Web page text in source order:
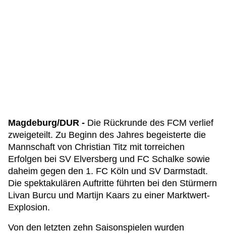
Magdeburg/DUR - Die Rückrunde des FCM verlief
zweigeteilt. Zu Beginn des Jahres begeisterte die
Mannschaft von Christian Titz mit torreichen
Erfolgen bei SV Elversberg und FC Schalke sowie
daheim gegen den 1. FC Köln und SV Darmstadt.
Die spektakulären Auftritte führten bei den Stürmern
Livan Burcu und Martijn Kaars zu einer Marktwert-
Explosion.
Von den letzten zehn Saisonspielen wurden